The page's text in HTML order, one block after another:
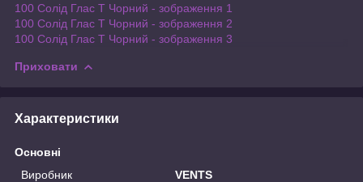
100 Солід Глас Т Чорний - зображення 1
100 Солід Глас Т Чорний - зображення 2
100 Солід Глас Т Чорний - зображення 3
Приховати
Характеристики
Основні
Виробник
VENTS